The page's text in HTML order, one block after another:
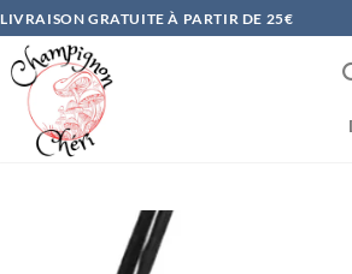
LIVRAISON GRATUITE À PARTIR DE 25€